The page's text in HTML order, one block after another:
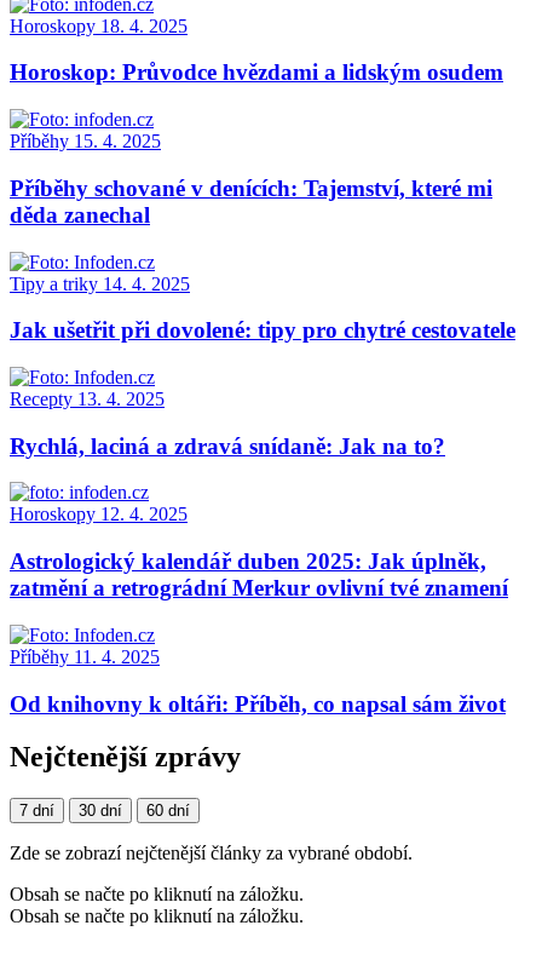
Horoskopy 18. 4. 2025
Horoskop: Průvodce hvězdami a lidským osudem
Příběhy 15. 4. 2025
Příběhy schované v denících: Tajemství, které mi
děda zanechal
Tipy a triky 14. 4. 2025
Jak ušetřit při dovolené: tipy pro chytré cestovatele
Recepty 13. 4. 2025
Rychlá, laciná a zdravá snídaně: Jak na to?
Horoskopy 12. 4. 2025
Astrologický kalendář duben 2025: Jak úplněk,
zatmění a retrográdní Merkur ovlivní tvé znamení
Příběhy 11. 4. 2025
Od knihovny k oltáři: Příběh, co napsal sám život
Nejčtenější zprávy
7 dní 30 dní 60 dní
Zde se zobrazí nejčtenější články za vybrané období.
Obsah se načte po kliknutí na záložku.
Obsah se načte po kliknutí na záložku.